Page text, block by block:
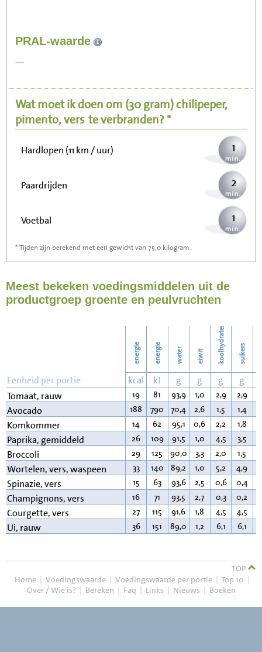
PRAL-waarde
---
Wat moet ik doen om (30 gram)chilipeper,
pimento, vers te verbranden? *
Zitten, tv kijken
Wandelen (5 km/uur)
Hardlopen (11 km / uur) 1
Paardrijden 2
Voetbal 1
Stofzuigen
Strijken
4
* Tijden zijn berekend met een gewicht van 75,0 kilogram.
Meest bekeken voedingsmiddelen uit de
productgroep groente en peulvruchten
energie energie water eiwit koolhydraten suikers
Eenheid per portie kcal kJ g g g g
Tomaat, rauw
19 81 93,9 1,0 2,9 2,9
Avocado 188 790 70,4 2,6 1,5 1,4
Komkommer 14 62 95,1 0,6 2,2 1,8
Paprika, gemiddeld 26 109 91,5 1,0 4,5 3,5
Broccoli 29 125 90,0 3,3 2,0 1,5
Wortelen, vers, waspeen 33 140 89,2 1,0 5,2 4,9
Spinazie, vers 15 63 93,6 2,5 0,6 0,4
Champignons, vers 16 71 93,5 2,7 0,3 0,2
Courgette, vers 27 115 91,6 1,8 4,5 4,5
Ui, rauw 36 151 89,0 1,2 6,1 6,1
TOP
Home | Voedingswaarde | Voedingswaarde per portie | Top 10 |
Over / Wie is? | Bereken | Faq | Links | Nieuws | Boeken